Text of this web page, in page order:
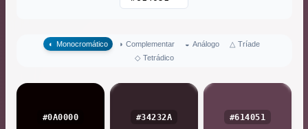
◐ Monocromático ◑ Complementar ◒ Análogo △ Tríade
◇ Tetrádico
#0A0000 #34232A #614051